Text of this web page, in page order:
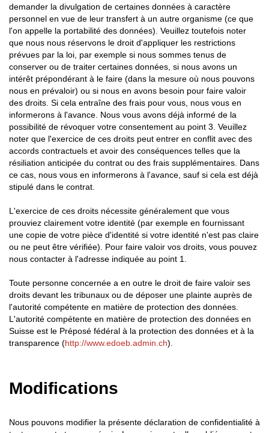
demander la divulgation de certaines données à caractère
personnel en vue de leur transfert à un autre organisme (ce que
l'on appelle la portabilité des données). Veuillez toutefois noter
que nous nous réservons le droit d'appliquer les restrictions
prévues par la loi, par exemple si nous sommes tenus de
conserver ou de traiter certaines données, si nous avons un
intérêt prépondérant à le faire (dans la mesure où nous pouvons
nous en prévaloir) ou si nous en avons besoin pour faire valoir
des droits. Si cela entraîne des frais pour vous, nous vous en
informerons à l'avance. Nous vous avons déjà informé de la
possibilité de révoquer votre consentement au point 3. Veuillez
noter que l'exercice de ces droits peut entrer en conflit avec des
accords contractuels et avoir des conséquences telles que la
résiliation anticipée du contrat ou des frais supplémentaires. Dans
ce cas, nous vous en informerons à l'avance, sauf si cela est déjà
stipulé dans le contrat.
L'exercice de ces droits nécessite généralement que vous
prouviez clairement votre identité (par exemple en fournissant
une copie de votre pièce d'identité si votre identité n'est pas claire
ou ne peut être vérifiée). Pour faire valoir vos droits, vous pouvez
nous contacter à l'adresse indiquée au point 1.
Toute personne concernée a en outre le droit de faire valoir ses
droits devant les tribunaux ou de déposer une plainte auprès de
l'autorité compétente en matière de protection des données.
L'autorité compétente en matière de protection des données en
Suisse est le Préposé fédéral à la protection des données et à la
transparence (http://www.edoeb.admin.ch).
Modifications
Nous pouvons modifier la présente déclaration de confidentialité à